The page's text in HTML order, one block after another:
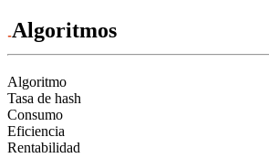
Algoritmos
Algoritmo
Tasa de hash
Consumo
Eficiencia
Rentabilidad